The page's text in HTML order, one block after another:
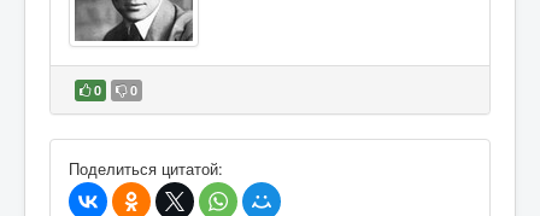
0 0
В избранное
Поделиться цитатой: